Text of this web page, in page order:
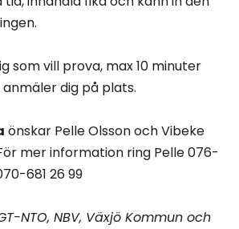
som vill prova, max 10 minuter
dig på plats.
önskar Pelle Olsson och Vibeke
mer information ring Pelle 076-
681 26 99
NTO, NBV, Växjö Kommun och